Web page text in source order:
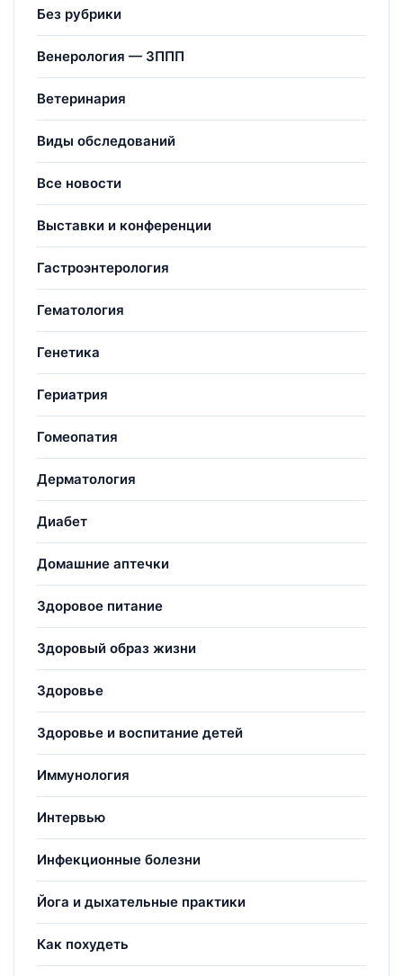
Без рубрики
Венерология — ЗППП
Ветеринария
Виды обследований
Все новости
Выставки и конференции
Гастроэнтерология
Гематология
Генетика
Гериатрия
Гомеопатия
Дерматология
Диабет
Домашние аптечки
Здоровое питание
Здоровый образ жизни
Здоровье
Здоровье и воспитание детей
Иммунология
Интервью
Инфекционные болезни
Йога и дыхательные практики
Как похудеть